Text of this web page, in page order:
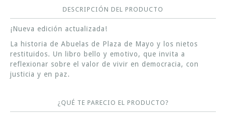
DESCRIPCIÓN DEL PRODUCTO
¡Nueva edición actualizada!
La historia de Abuelas de Plaza de Mayo y los nietos
restituidos. Un libro bello y emotivo, que invita a
reflexionar sobre el valor de vivir en democracia, con
justicia y en paz.
¿QUÉ TE PARECIO EL PRODUCTO?